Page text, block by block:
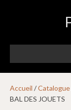
Accueil /Catalogue
BAL DES JOUETS